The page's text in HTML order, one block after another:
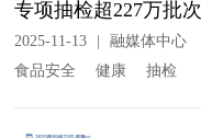
专项抽检超227万批
2025-11-13
融媒体中心
食品安全
健康 抽检